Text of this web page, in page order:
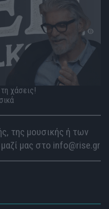
χάσεις!
της μουσικής ή των
μας στο info@rise.gr